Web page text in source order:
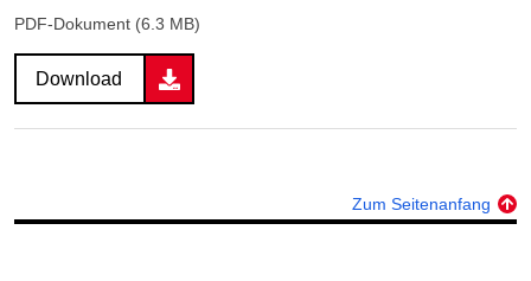
PDF-Dokument (6.3 MB)
Download
Zum Seitenanfang